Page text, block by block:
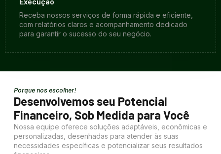
Receba nossos serviços de forma rápida e eficiente,
com relatórios claros e acompanhamento dedicado
para garantir o sucesso do seu negócio.
Porque nos escolher!
Desenvolvemos seu Potencial
Financeiro, Sob Medida para Você
Nossa equipe oferece soluções adaptáveis, econômicas e
personalizadas, desenhadas para atender às suas
necessidades específicas e potencializar seus resultados